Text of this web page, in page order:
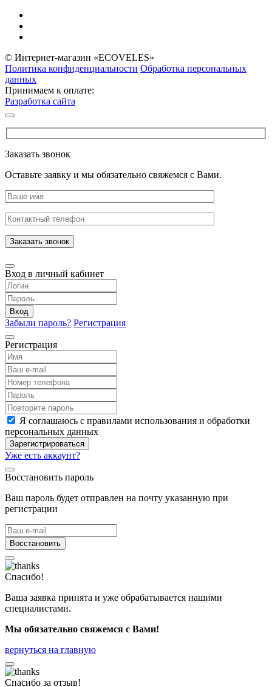
© Интернет-магазин «ECOVELES»
Политика конфиденциальности Обработка персональных
данных
Принимаем к оплате:
Разработка сайта
Заказать звонок
Оставьте заявку и мы обязательно свяжемся с Вами.
Заказать звонок
Вход в личный кабинет
Вход
Забыли пароль? Регистрация
Регистрация
Я соглашаюсь с правилами использования и обработки
персональных данных
Зарегистрироваться
Уже есть аккаунт?
Восстановить пароль
Ваш пароль будет отправлен на почту указанную при
регистрации
Восстановить
Спасибо!
Ваша заявка принята и уже обрабатывается нашими
специалистами.
Мы обязательно свяжемся с Вами!
вернуться на главную
Спасибо за отзыв!